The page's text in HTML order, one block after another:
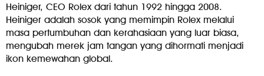
Heiniger, CEO Rolex dari tahun 1992 hingga 2008.
Heiniger adalah sosok yang memimpin Rolex melalui
masa pertumbuhan dan kerahasiaan yang luar biasa,
mengubah merek jam tangan yang dihormati menjadi
ikon kemewahan global.